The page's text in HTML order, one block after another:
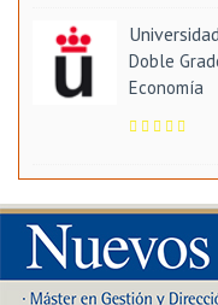
Doble
Economía